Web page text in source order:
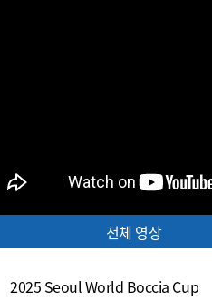
전체 영상
2025 Seoul World Boccia Cup